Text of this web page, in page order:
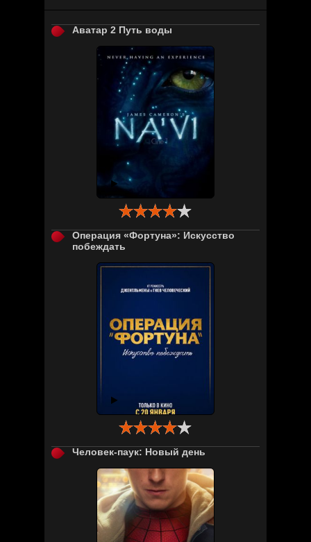
Аватар 2 Путь воды

Операция «Фортуна»: Искусство
побеждать

Человек-паук: Новый день